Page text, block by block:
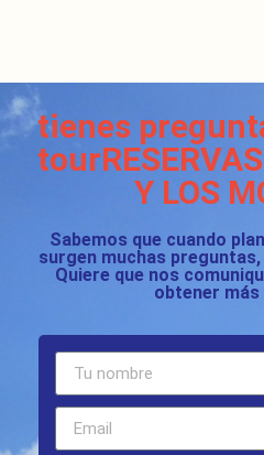
tienes
Y LOS
Sabemos que cuando
surgen muchas
Quiere que nos
obtener más